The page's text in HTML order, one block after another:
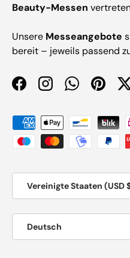
Beauty-Messen
Unsere Messeangebote
bereit – jeweils passend
FacebookInstagramWhatsApp
Zahlungsmethoden
Vereinigte Staaten (USD
Deutsch